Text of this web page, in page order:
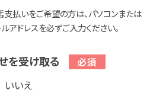
支払いをご希望の方は、パソコンまたは
アドレスを必ずご入力ください。
を受け取る
いいえ